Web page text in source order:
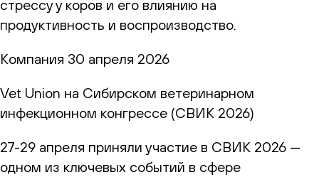
стрессу у коров и его влиянию на
продуктивность и воспроизводство.
Компания 30 апреля 2026
Vet Union на Сибирском ветеринарном
инфекционном конгрессе (СВИК 2026)
27-29 апреля приняли участие в СВИК 2026 —
одном из ключевых событий в сфере